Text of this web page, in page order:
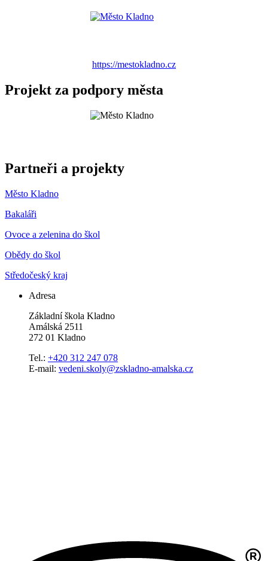
https://mestokladno.cz
Projekt za podpory města
Partneři a projekty
Město Kladno
Bakaláři
Ovoce a zelenina do škol
Obědy do škol
Středočeský kraj
Adresa
Základní škola Kladno
Amálská 2511
272 01 Kladno
Tel.: +420 312 247 078
E-mail: vedeni.skoly@zskladno-amalska.cz